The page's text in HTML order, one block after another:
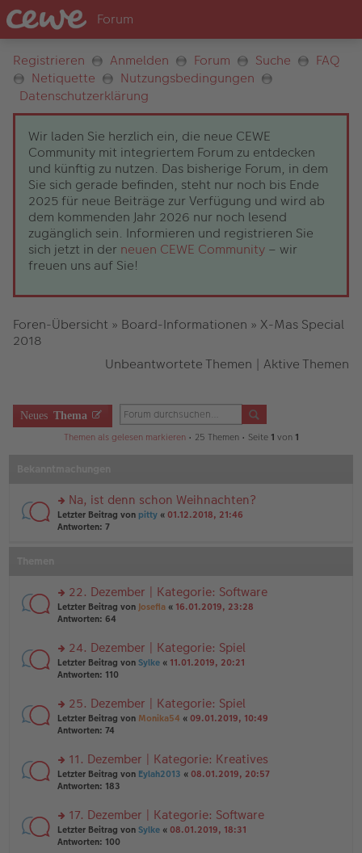
Registrieren Anmelden Forum Suche
FAQ
Netiquette
Nutzungsbedingungen
Datenschutzerklärung
Wir laden Sie herzlich ein, die neue CEWE
Community mit integriertem Forum zu entdecken
und künftig zu nutzen. Das bisherige Forum, in dem
Sie sich gerade befinden, steht nur noch bis Ende
2025 für neue Beiträge zur Verfügung und wird ab
dem kommenden Jahr 2026 nur noch lesend
zugänglich sein. Informieren und registrieren Sie
sich jetzt in der neuen CEWE Community – wir
freuen uns auf Sie!
Foren-Übersicht » Board-Informationen » X-Mas Special
2018
Unbeantwortete Themen | Aktive Themen
Neues Thema
Themen als gelesen markieren• 25 Themen • Seite 1 von 1
rs
te
es
e
n
B
ei
tr
Na, ist denn schon Weihnachten?
Letzter Beitrag von pitty « 01.12.2018, 21:46
Antworten: 7
rs
te
n
g
el
e
n
er
tr
a
g
22. Dezember | Kategorie: Software
Letzter Beitrag von Josefia « 16.01.2019, 23:28
Antworten: 64
rs
te
n
g
el
e
n
er
tr
a
g
24. Dezember | Kategorie: Spiel
Letzter Beitrag von Sylke « 11.01.2019, 20:21
Antworten: 110
rs
te
n
g
el
e
n
er
25. Dezember | Kategorie: Spiel
Letzter Beitrag von Monika54 « 09.01.2019, 10:49
Antworten: 74
rs
te
n
g
el
11. Dezember | Kategorie: Kreatives
Letzter Beitrag von Eylah2013 « 08.01.2019, 20:57
Antworten: 183
rs
te
17. Dezember | Kategorie: Software
Letzter Beitrag von Sylke « 08.01.2019, 18:31
Antworten: 100